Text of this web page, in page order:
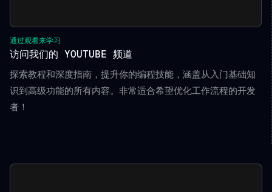
通过观看来学习
访问我们的 YOUTUBE 频道
探索教程和深度指南，提升你的编程技能，涵盖从入门基础知
识到高级功能的所有内容。非常适合希望优化工作流程的开发
者！